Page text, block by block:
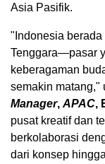
Asia Pasifik.
" Indonesia
Tenggara—pasar
keberagaman
semakin matang,"
Manager, APAC,
pusat kreatif dan
berkolaborasi
dari konsep